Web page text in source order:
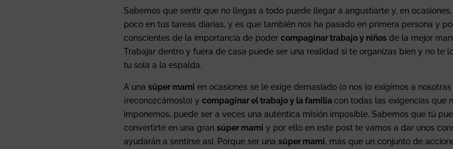
Sabemos que sentir que no llegas a todo puede llegar a angustiarte y, en
poco en tus tareas diarias, y es que también nos ha pasado en primera persona y
conscientes de la importancia de podercompaginar trabajo y niños de la mejor
Trabajar dentro y fuera de casa puede ser una realidad si te organizas bien y no te
tu sola a la espalda.
A unasúper mami en ocasiones se le exige demasiado (o nos lo exigimos a nosotras
¡reconozcámoslo) ycompaginar el trabajo y la familiacon todas las exigencias que
imponemos, puede ser a veces una auténtica misión imposible. Sabemos que tú
convertirte en una gransúper mami y por ello en este post te vamos a dar unos
ayudarán a sentirse así. Porque ser unasúper mami, más que un conjunto de